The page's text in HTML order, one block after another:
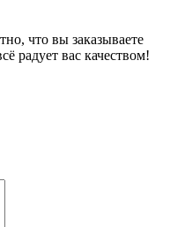
что вы заказываете
радует вас качеством!